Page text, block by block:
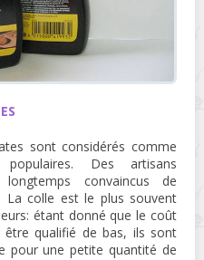
sont considérés comme
Des artisans
convaincus de
La colle est le plus souvent
étant donné que le coût
qualifié de bas, ils sont
pour une petite quantité de